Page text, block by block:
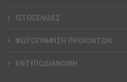
ΙΣΤΟΣΕΛΙΔΕΣ
ΦΩΤΟΓΡΑΦΙΣΗ ΠΡΟΙΟΝΤΩΝ
ΕΝΤΥΠΟΔΙΑΝΟΜΗ